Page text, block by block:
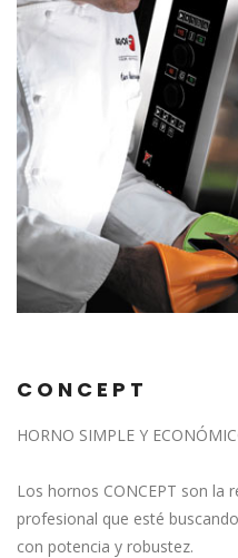
CONCEPT
HORNO SIMPLE Y
Los hornos CONCEPT son la
profesional que esté
con potencia y robustez.